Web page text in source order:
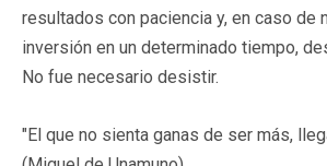
resultados con paciencia y, en caso de
inversión en un determinado tiempo,
No fue necesario desistir.
"El que no sienta ganas de ser más,